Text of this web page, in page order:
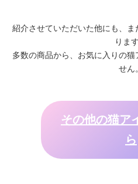
紹介させていただいた他にも、
りま
多数の商品から、お気に入りの
せん。
その他の猫ア
ら